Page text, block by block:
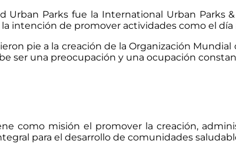
Parks fue la International Urban Parks
intención de promover actividades como el
pie a la creación de la Organización
ser una preocupación y una ocupación
como misión el promover la creación,
para el desarrollo de comunidades